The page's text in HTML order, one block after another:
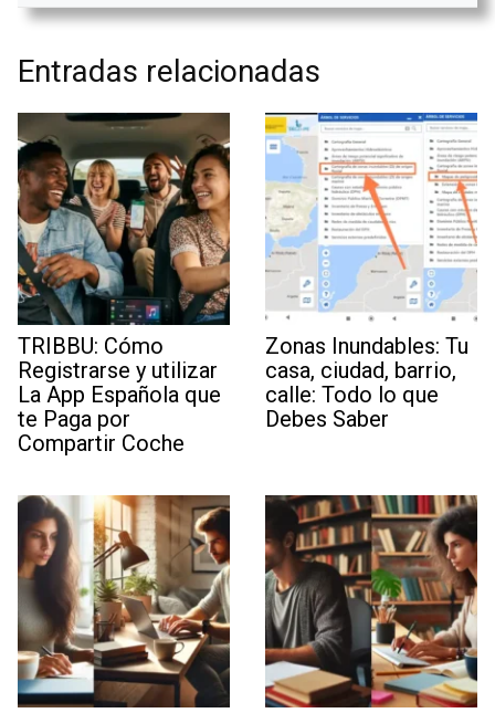
Entradas relacionadas
TRIBBU: Cómo
Registrarse y utilizar
La App Española que
te Paga por
Compartir Coche
Zonas Inundables: Tu
casa, ciudad, barrio,
calle: Todo lo que
Debes Saber